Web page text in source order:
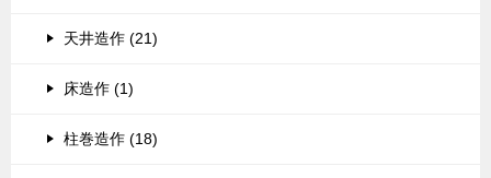
天井造作 (21)
床造作 (1)
柱巻造作 (18)